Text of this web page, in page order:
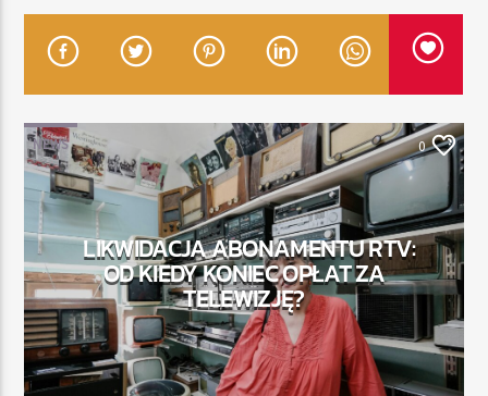
TERAZ GRAMY
TYTUŁ
ARTYSTA
TERAZ
RADIO STREFA MUZY
00:00 24:00
NEWS 0
LIKWIDACJA ABONAMENTU RTV:
OD KIEDY KONIEC OPŁAT ZA
TELEWIZJĘ?